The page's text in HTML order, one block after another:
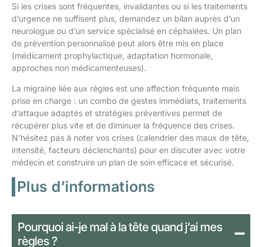
Si les crises sont fréquentes, invalidantes ou si les traitements
d’urgence ne suffisent plus, demandez un bilan auprès d’un
neurologue ou d’un service spécialisé en céphalées. Un plan
de prévention personnalisé peut alors être mis en place
(médicament prophylactique, adaptation hormonale,
approches non médicamenteuses).
La migraine liée aux règles est une affection fréquente mais
prise en charge : un combo de gestes immédiats, traitements
d’attaque adaptés et stratégies préventives permet de
récupérer plus vite et de diminuer la fréquence des crises.
N’hésitez pas à noter vos crises (calendrier des maux de tête,
intensité, facteurs déclenchants) pour en discuter avec votre
médecin et construire un plan de soin efficace et sécurisé.
Plus d’informations
Pourquoi ai-je mal à la tête quand j’ai mes
règles ?